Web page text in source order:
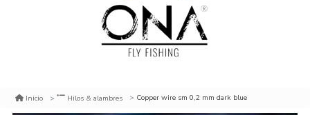
Inicio Hilos & alambres Copper wire sm 0,2 mm dark blue